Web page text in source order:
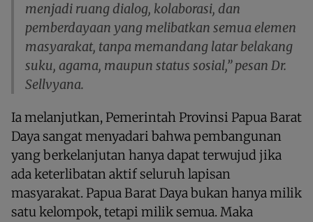
menjadi ruang dialog, kolaborasi, dan
pemberdayaan yang melibatkan semua elemen
masyarakat, tanpa memandang latar belakang
suku, agama, maupun status sosial,” pesan Dr.
Sellvyana.
Ia melanjutkan, Pemerintah Provinsi Papua Barat
Daya sangat menyadari bahwa pembangunan
yang berkelanjutan hanya dapat terwujud jika
ada keterlibatan aktif seluruh lapisan
masyarakat. Papua Barat Daya bukan hanya milik
satu kelompok, tetapi milik semua. Maka